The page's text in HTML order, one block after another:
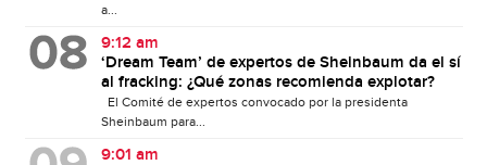
a...
9:12 am
‘Dream Team’ de expertos de Sheinbaum da el sí
al fracking: ¿Qué zonas recomienda explotar?
El Comité de expertos convocado por la presidenta
Sheinbaum para...
9:01 am